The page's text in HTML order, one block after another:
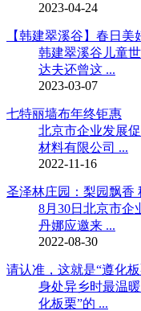
2023-04-24
【韩建翠溪谷】春日
韩建翠溪谷儿童
达夫还曾这 ...
2023-03-07
七特丽墙布年终钜惠
北京市企业发展
材料有限公司 ...
2022-11-16
圣泽林庄园：梨园飘香
8月30日北京市企
丹娜应邀来 ...
2022-08-30
请认准，这就是“遵化
身处异乡时最温
化板栗”的 ...